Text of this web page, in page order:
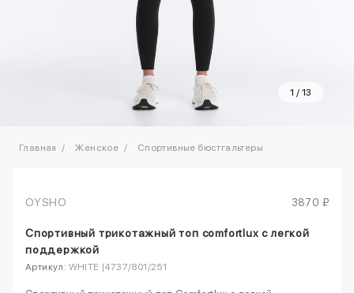
1 / 13
Главная Женское Спортивные бюстгальтеры
OYSHO 3870 ₽
Спортивный трикотажный топ comfortlux с легкой
поддержкой
Артикул: WHITE |4737/801/251